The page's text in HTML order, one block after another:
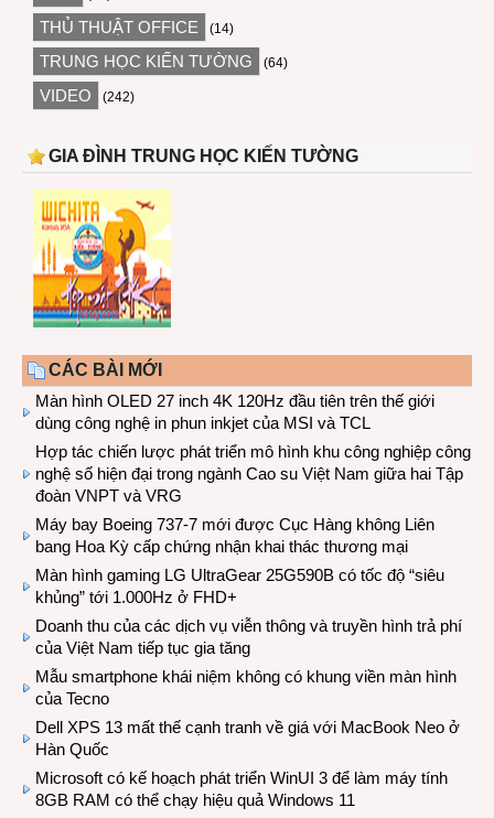
THỦ THUẬT OFFICE (14)
TRUNG HỌC KIẾN TƯỜNG (64)
VIDEO (242)
GIA ĐÌNH TRUNG HỌC KIẾN TƯỜNG
CÁC BÀI MỚI
Màn hình OLED 27 inch 4K 120Hz đầu tiên trên thế giới
dùng công nghệ in phun inkjet của MSI và TCL
Hợp tác chiến lược phát triển mô hình khu công nghiệp công
nghệ số hiện đại trong ngành Cao su Việt Nam giữa hai Tập
đoàn VNPT và VRG
Máy bay Boeing 737-7 mới được Cục Hàng không Liên
bang Hoa Kỳ cấp chứng nhận khai thác thương mại
Màn hình gaming LG UltraGear 25G590B có tốc độ “siêu
khủng” tới 1.000Hz ở FHD+
Doanh thu của các dịch vụ viễn thông và truyền hình trả phí
của Việt Nam tiếp tục gia tăng
Mẫu smartphone khái niệm không có khung viền màn hình
của Tecno
Dell XPS 13 mất thế cạnh tranh về giá với MacBook Neo ở
Hàn Quốc
Microsoft có kế hoạch phát triển WinUI 3 để làm máy tính
8GB RAM có thể chạy hiệu quả Windows 11